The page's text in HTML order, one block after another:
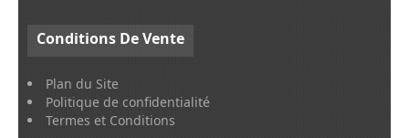
Conditions De Vente
Plan du Site
Politique de confidentialité
Termes et Conditions